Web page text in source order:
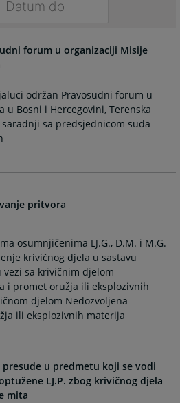
forwardforum u organizaciji Misije
održan Pravosudni forum u
u Bosni i Hercegovini, Terenska
sa predsjednicom suda
pritvora
osumnjičenima LJ.G., D.M. i M.G.
krivičnog djela u sastavu
sa krivičnim djelom
i promet oružja ili eksplozivnih
djelom Nedozvoljena
ili eksplozivnih materija
presude u predmetu koji se vodi
LJ.P. zbog krivičnog djela
mita